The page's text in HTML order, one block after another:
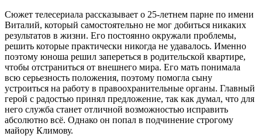
Сюжет телесериала рассказывает о 25-летнем парне по имени
Виталий, который самостоятельно не мог добиться никаких
результатов в жизни. Его постоянно окружали проблемы,
решить которые практически никогда не удавалось. Именно
поэтому юноша решил запереться в родительской квартире,
чтобы отстраниться от внешнего мира. Его мать понимала
всю серьезность положения, поэтому помогла сыну
устроиться на работу в правоохранительные органы. Главный
герой с радостью принял предложение, так как думал, что для
него служба станет отличной возможностью исправить
абсолютно всё. Однако он попал в подчинение строгому
майору Климову.